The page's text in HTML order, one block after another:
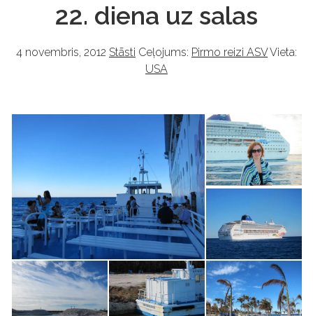
22. diena uz salas
4 novembris, 2012 Stāsti Ceļojums: Pirmo reizi ASVVieta:
USA